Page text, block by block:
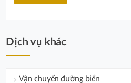
Dịch vụ khác
Vận chuyển đường biển